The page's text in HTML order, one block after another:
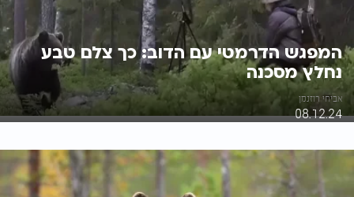
המפגש הדרמטי עם הדוב: כך צלם טבע
נחלץ מסכנה
אביחי רוזנמן
08.12.24